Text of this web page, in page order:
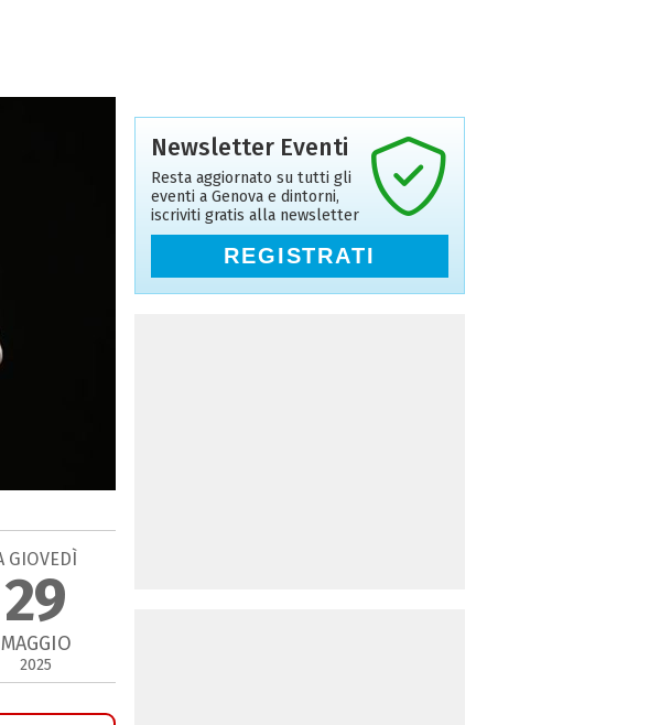
GIOVEDÌ
29
MAGGIO
2025
Newsletter Eventi
Resta aggiornato su tutti gli
eventi a Genova e dintorni,
iscriviti gratis alla newsletter
REGISTRATI